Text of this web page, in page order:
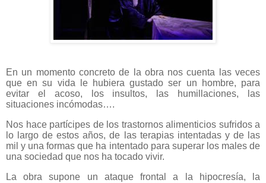
En un momento concreto de la obra nos cuenta las veces
que en su vida le hubiera gustado ser un hombre, para
evitar el acoso, los insultos, las humillaciones, las
situaciones incómodas….
Nos hace partícipes de los trastornos alimenticios sufridos a
lo largo de estos años, de las terapias intentadas y de las
mil y una formas que ha intentado para superar los males de
una sociedad que nos ha tocado vivir.
La obra supone un ataque frontal a la hipocresía, la